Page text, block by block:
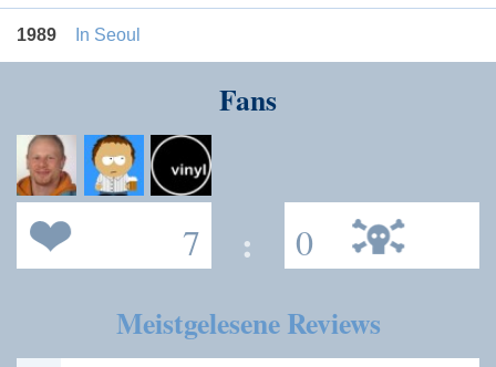
1989 In Seoul
Fans
7 : 0
Meistgelesene Reviews